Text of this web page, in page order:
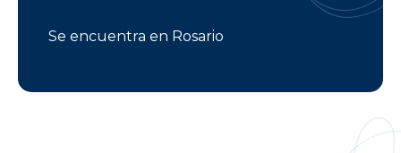
Se encuentra en Rosario